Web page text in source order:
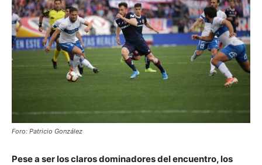
Foro: Patricio González
Pese a ser los claros dominadores del encuentro, los